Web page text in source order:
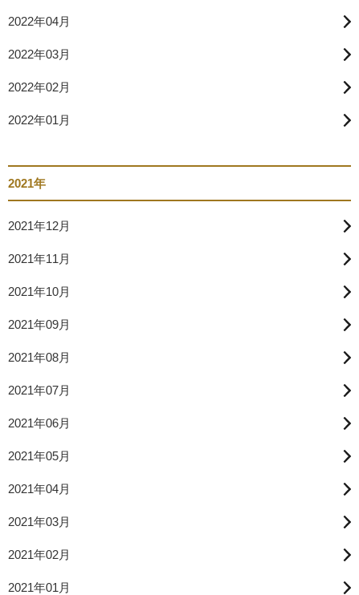
2022年04月
2022年03月
2022年02月
2022年01月
2021年
2021年12月
2021年11月
2021年10月
2021年09月
2021年08月
2021年07月
2021年06月
2021年05月
2021年04月
2021年03月
2021年02月
2021年01月